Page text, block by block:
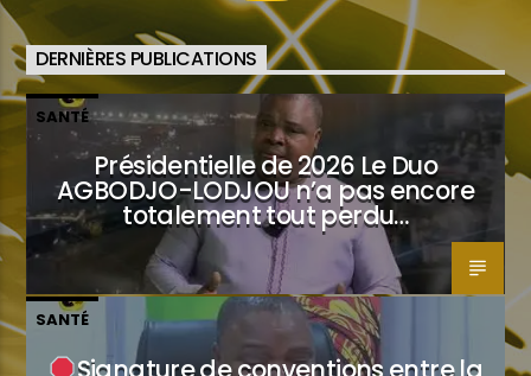
DERNIÈRES PUBLICATIONS
SANTÉ
Présidentielle de 2026 Le Duo
AGBODJO-LODJOU n’a pas encore
totalement tout perdu…
SANTÉ
Signature de conventions entre la